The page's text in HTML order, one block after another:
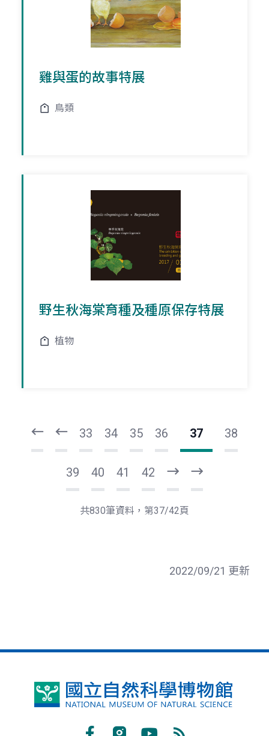
雞與蛋的故事特展
鳥類
野生秋海棠育種及種原保存特展
植物
33 34 35 36 37 38
39 40 41 42
一
頁
後
共830筆資料，第37/42頁
2022/09/21 更新
國